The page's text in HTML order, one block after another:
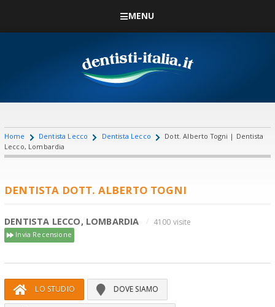
MENU
Home Dentista Lecco Dentista Lecco
Dott. Alberto Togni | Dentista
Lecco, Lombardia
DENTISTA DOTT. ALBERTO TOGNI
DENTISTA LECCO, LOMBARDIA 4100 visite
Invia Recensione
LO STUDIO DOVE SIAMO